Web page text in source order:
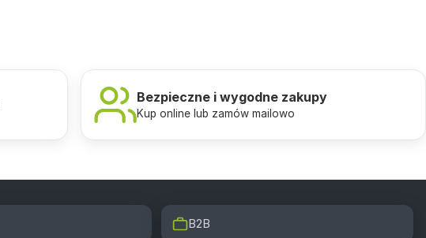
Bezpieczne i wygodne zakupy
Kup online lub zamów mailowo
B2B